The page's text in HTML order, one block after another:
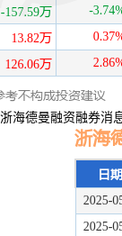
浙海德曼融资融券